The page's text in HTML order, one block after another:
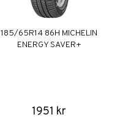
185/65R14 86H MICHELIN
ENERGY SAVER+
1951 kr